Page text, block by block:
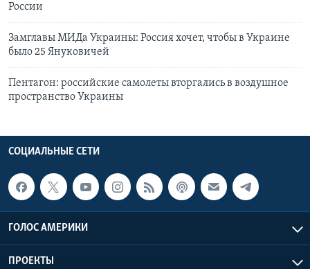
России
Замглавы МИДа Украины: Россия хочет, чтобы в Украине
было 25 Януковичей
Пентагон: российские самолеты вторгались в воздушное
пространство Украины
СОЦИАЛЬНЫЕ СЕТИ
ГОЛОС АМЕРИКИ
ПРОЕКТЫ